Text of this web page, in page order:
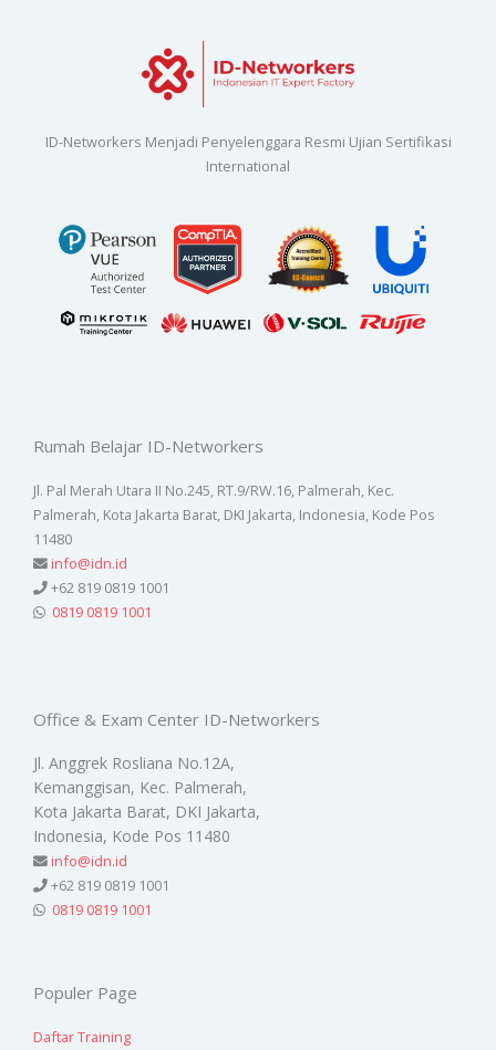
ID-Networkers Menjadi Penyelenggara Resmi Ujian Sertifikasi
International
Rumah Belajar ID-Networkers
Jl. Pal Merah Utara II No.245, RT.9/RW.16, Palmerah, Kec.
Palmerah, Kota Jakarta Barat, DKI Jakarta, Indonesia, Kode Pos
11480
info@idn.id
+62 819 0819 1001
0819 0819 1001
Office & Exam Center ID-Networkers
Jl. Anggrek Rosliana No.12A,
Kemanggisan, Kec. Palmerah,
Kota Jakarta Barat, DKI Jakarta,
Indonesia, Kode Pos 11480
info@idn.id
+62 819 0819 1001
0819 0819 1001
Populer Page
Daftar Training